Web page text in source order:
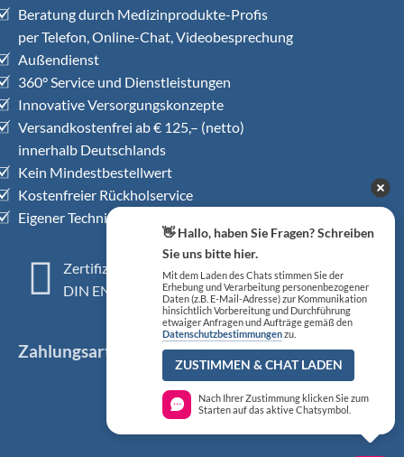
Beratung durch Medizinprodukte-Profis
per Telefon, Online-Chat, Videobesprechung
Außendienst
360° Service und Dienstleistungen
Innovative Versorgungskonzepte
Versandkostenfrei ab € 125,– (netto)
innerhalb Deutschlands
Kein Mindestbestellwert
Kostenfreier Rückholservice
Eigener Technischer Kundendienst
Zertifiziertes QM-System
DIN EN ISO 13485
Zahlungsarten
👋 Hallo, haben Sie Fragen? Schreiben
Sie uns bitte hier.
Mit dem Laden des Chats stimmen Sie der
Erhebung und Verarbeitung personenbezogener
Daten (z.B. E-Mail-Adresse) zur Kommunikation
hinsichtlich Vorbereitung und Durchführung
etwaiger Anfragen und Aufträge gemäß den
Datenschutzbestimmungenzu.
ZUSTIMMEN & CHAT LADEN
Nach Ihrer Zustimmung klicken Sie zum
Starten auf das aktive Chatsymbol.